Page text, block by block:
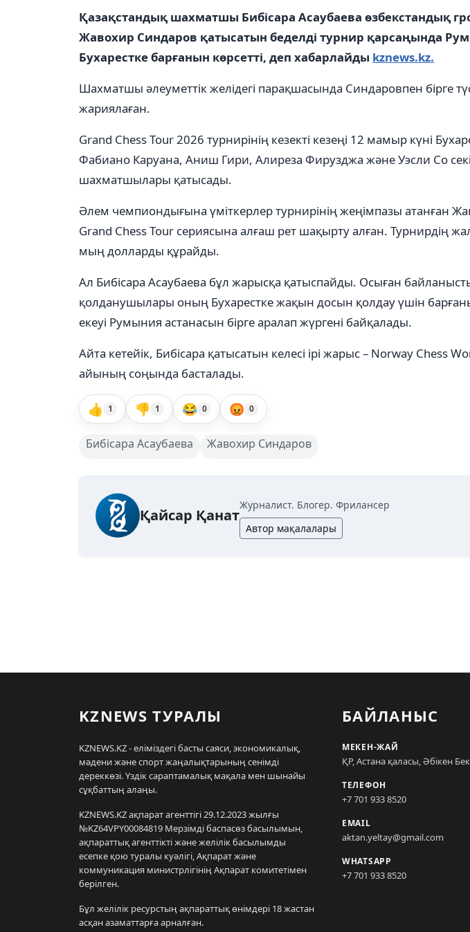
Қазақстандық шахматшы Бибісара Асаубаева өзбекстандық
Жавохир Синдаров қатысатын беделді турнир қарсаңында
Бухарестке барғанын көрсетті, деп хабарлайды kznews.kz.
Шахматшы әлеуметтік желідегі парақшасында Синдаровпен бірге
жариялаған.
Grand Chess Tour 2026 турнирінің кезекті кезеңі 12 мамыр күні
Фабиано Каруана, Аниш Гири, Алиреза Фирузджа және Уэсли Со
шахматшылары қатысады.
Әлем чемпиондығына үміткерлер турнирінің жеңімпазы атанған
Grand Chess Tour сериясына алғаш рет шақырту алған. Турнирдің
мың долларды құрайды.
Ал Бибісара Асаубаева бұл жарысқа қатыспайды. Осыған
қолданушылары оның Бухарестке жақын досын қолдау үшін
екеуі Румыния астанасын бірге аралап жүргені байқалады.
Айта кетейік, Бибісара қатысатын келесі ірі жарыс – Norway Chess
айының соңында басталады.
👍 1 👎 1 😂 0 😡 0
Бибісара Асаубаева Жавохир Синдаров
Қайсар Қанат
Журналист. Блогер. Фрилансер
Автор мақалалары
KZNEWS ТУРАЛЫ
KZNEWS.KZ - еліміздегі басты саяси, экономикалық,
мәдени және спорт жаңалықтарының сенімді
дереккөзі. Үздік сараптамалық мақала мен шынайы
сұқбаттың алаңы.
KZNEWS.KZ ақпарат агенттігі 29.12.2023 жылғы
№KZ64VPY00084819 Мерзімді баспасөз басылымын,
ақпараттық агенттікті және желілік басылымды
есепке қою туралы куәлігі, Ақпарат және
коммуникация министрлігінің Ақпарат комитетімен
берілген.
Бұл желілік ресурстың ақпараттық өнімдері 18 жастан
асқан азаматтарға арналған.
БАЙЛАНЫС
МЕКЕН-ЖАЙ
ҚР, Астана қаласы, Әбікен
ТЕЛЕФОН
+7 701 933 8520
EMAIL
aktan.yeltay@gmail.com
WHATSAPP
+7 701 933 8520